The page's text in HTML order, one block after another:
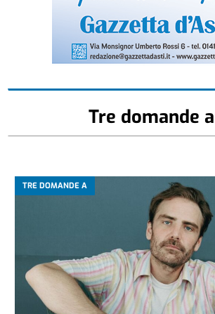
Tre domande
TRE DOMANDE A